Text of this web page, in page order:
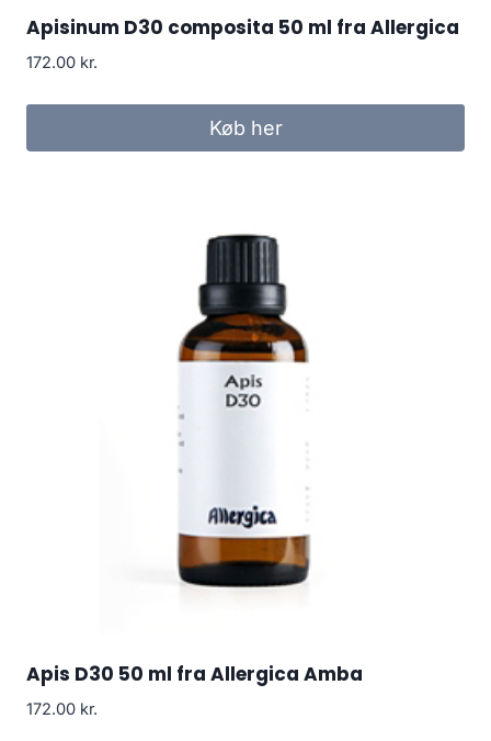
Apisinum D30 composita 50 ml fra Allergica
172.00 kr.
Køb her
Apis D30 50 ml fra Allergica Amba
172.00 kr.